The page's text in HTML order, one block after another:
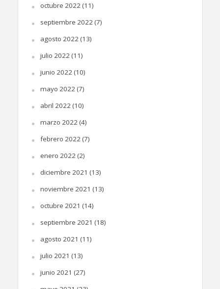
octubre 2022 (11)
septiembre 2022 (7)
agosto 2022 (13)
julio 2022 (11)
junio 2022 (10)
mayo 2022 (7)
abril 2022 (10)
marzo 2022 (4)
febrero 2022 (7)
enero 2022 (2)
diciembre 2021 (13)
noviembre 2021 (13)
octubre 2021 (14)
septiembre 2021 (18)
agosto 2021 (11)
julio 2021 (13)
junio 2021 (27)